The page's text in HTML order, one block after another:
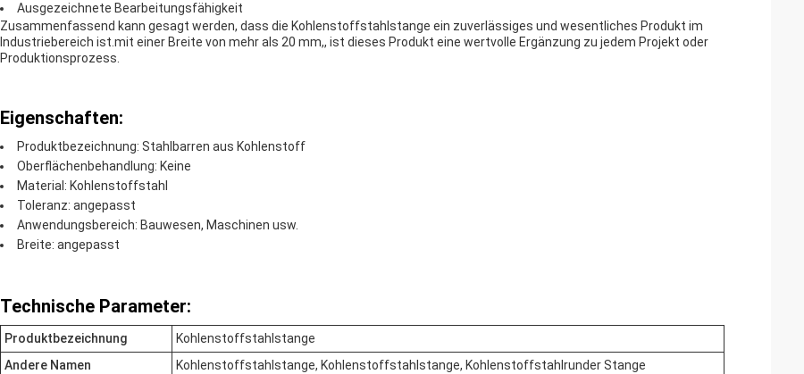
Ausgezeichnete Bearbeitungsfähigkeit
Zusammenfassend kann gesagt werden, dass die Kohlenstoffstahlstange ein zuverlässiges und wesentliches Produkt im
Industriebereich ist.mit einer Breite von mehr als 20 mm,, ist dieses Produkt eine wertvolle Ergänzung zu jedem Projekt oder
Produktionsprozess.
Eigenschaften:
Produktbezeichnung: Stahlbarren aus Kohlenstoff
Oberflächenbehandlung: Keine
Material: Kohlenstoffstahl
Toleranz: angepasst
Anwendungsbereich: Bauwesen, Maschinen usw.
Breite: angepasst
Technische Parameter:
Produktbezeichnung
Kohlenstoffstahlstange
Andere Namen
Kohlenstoffstahlstange, Kohlenstoffstahlstange, Kohlenstoffstahlrunder Stange